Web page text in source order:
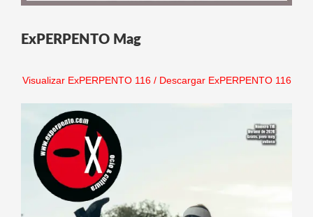
ExPERPENTO Mag
Visualizar ExPERPENTO 116/ Descargar ExPERPENTO 116